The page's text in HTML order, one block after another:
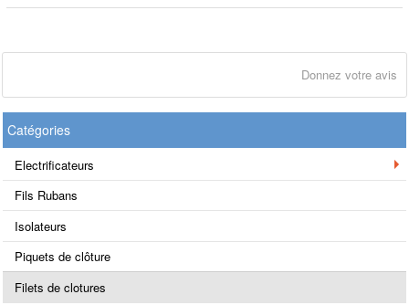
Donnez votre avis
Catégories
Electrificateurs
Fils Rubans
Isolateurs
Piquets de clôture
Filets de clotures